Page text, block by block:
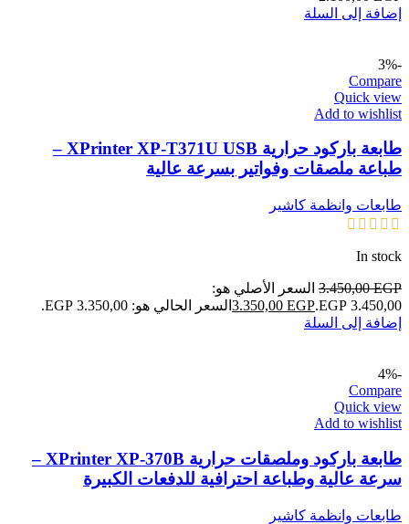
إضافة إلى السلة
-3%
Compare
Quick view
Add to wishlist
طابعة باركود حرارية XPrinter XP-T371U USB –
طباعة ملصقات وفواتير بسرعة عالية
طابعات وانظمة كاشير
In stock
3.450,00EGP
السعر الأصلي هو:
3.450,00 EGP.
3.350,00 EGP
السعر الحالي هو: 3.350,00 EGP.
إضافة إلى السلة
-4%
Compare
Quick view
Add to wishlist
طابعة باركود وملصقات حرارية XPrinter XP-370B –
سرعة عالية وطباعة احترافية للدفعات الكبيرة
طابعات وانظمة كاشير